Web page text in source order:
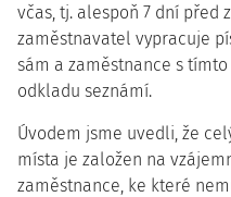
včas, tj. alespoň 7 dní před
zaměstnavatel vypracuje
sám a zaměstnance s
odkladu seznámí.
Úvodem jsme uvedli, že
místa je založen na
zaměstnance, ke které